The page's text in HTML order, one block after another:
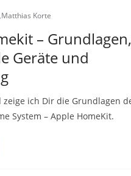
Matthias Korte
– Grundlagen,
Geräte und
zeige ich Dir die Grundlagen
System – Apple HomeKit.